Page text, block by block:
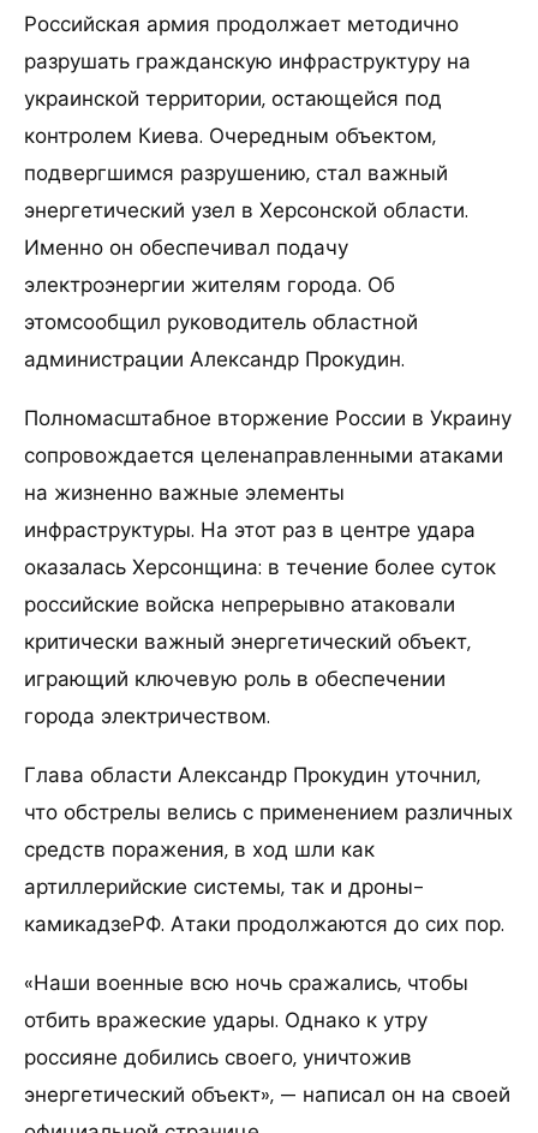
Российская армия продолжает методично
разрушать гражданскую инфраструктуру на
украинской территории, остающейся под
контролем Киева. Очередным объектом,
подвергшимся разрушению, стал важный
энергетический узел в Херсонской области.
Именно он обеспечивал подачу
электроэнергии жителям города. Об
этомсообщил руководитель областной
администрации Александр Прокудин.
Полномасштабное вторжение России в Украину
сопровождается целенаправленными атаками
на жизненно важные элементы
инфраструктуры. На этот раз в центре удара
оказалась Херсонщина: в течение более суток
российские войска непрерывно атаковали
критически важный энергетический объект,
играющий ключевую роль в обеспечении
города электричеством.
Глава области Александр Прокудин уточнил,
что обстрелы велись с применением различных
средств поражения, в ход шли как
артиллерийские системы, так и дроны-
камикадзеРФ. Атаки продолжаются до сих пор.
«Наши военные всю ночь сражались, чтобы
отбить вражеские удары. Однако к утру
россияне добились своего, уничтожив
энергетический объект», — написал он на своей